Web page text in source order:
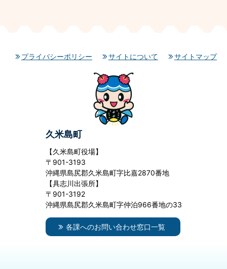
プライバシーポリシー サイトについて サイトマップ
久米島町
【久米島町役場】
〒901-3193
沖縄県島尻郡久米島町字比嘉2870番地
【具志川出張所】
〒901-3192
沖縄県島尻郡久米島町字仲泊966番地の33
各課へのお問い合わせ窓口一覧